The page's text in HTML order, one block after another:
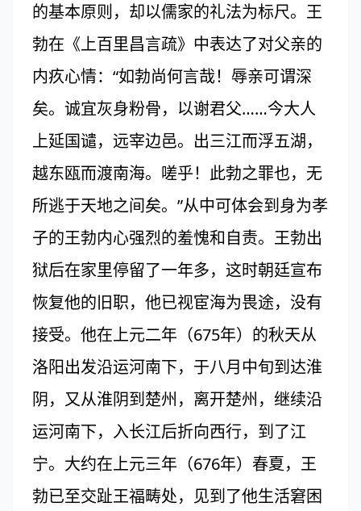
的基本原则，却以儒家的礼法为标尺。王
勃在《上百里昌言疏》中表达了对父亲的
内疚心情：“如勃尚何言哉！辱亲可谓深
矣。诚宜灰身粉骨，以谢君父……今大人
上延国谴，远宰边邑。出三江而浮五湖，
越东瓯而渡南海。嗟乎！此勃之罪也，无
所逃于天地之间矣。”从中可体会到身为孝
子的王勃内心强烈的羞愧和自责。王勃出
狱后在家里停留了一年多，这时朝廷宣布
恢复他的旧职，他已视宦海为畏途，没有
接受。他在上元二年（675年）的秋天从
洛阳出发沿运河南下，于八月中旬到达淮
阴，又从淮阴到楚州，离开楚州，继续沿
运河南下，入长江后折向西行，到了江
宁。大约在上元三年（676年）春夏，王
勃已至交趾王福畴处，见到了他生活窘困